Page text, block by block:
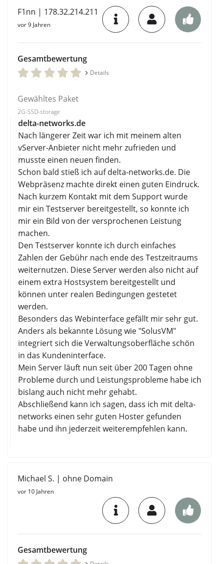
F1nn | 178.32.214.211
vor 9 Jahren
Gesamtbewertung
Details
Gewähltes Paket
2G-SSD-storage
delta-networks.de
Nach längerer Zeit war ich mit meinem alten
vServer-Anbieter nicht mehr zufrieden und
musste einen neuen finden.
Schon bald stieß ich auf delta-networks.de. Die
Webpräsenz machte direkt einen guten Eindruck.
Nach kurzem Kontakt mit dem Support wurde
mir ein Testserver bereitgestellt, so konnte ich
mir ein Bild von der versprochenen Leistung
machen.
Den Testserver konnte ich durch einfaches
Zahlen der Gebühr nach ende des Testzeitraums
weiternutzen. Diese Server werden also nicht auf
einem extra Hostsystem bereitgestellt und
können unter realen Bedingungen gestetet
werden.
Besonders das Webinterface gefällt mir sehr gut.
Anders als bekannte Lösung wie "SolusVM"
integriert sich die Verwaltungsoberfläche schön
in das Kundeninterface.
Mein Server läuft nun seit über 200 Tagen ohne
Probleme durch und Leistungsprobleme habe ich
bislang auch nicht mehr gehabt.
Abschließend kann ich sagen, dass ich mit delta-
networks einen sehr guten Hoster gefunden
habe und ihn jederzeit weiterempfehlen kann.
Michael S. | ohne Domain
vor 10 Jahren
Gesamtbewertung